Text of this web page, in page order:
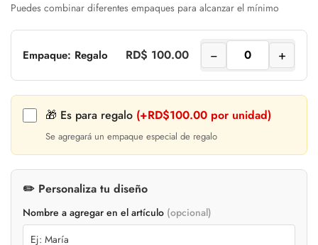
Puedes combinar diferentes empaques para alcanzar el mínimo
Empaque: Regalo RD$ 100.00 − +
🎁 Es para regalo (+RD$100.00 por unidad)
Se agregará un empaque especial de regalo
✏️ Personaliza tu diseño
Nombre a agregar en el artículo (opcional)
Confirm your age
Are you 18 years old or older?